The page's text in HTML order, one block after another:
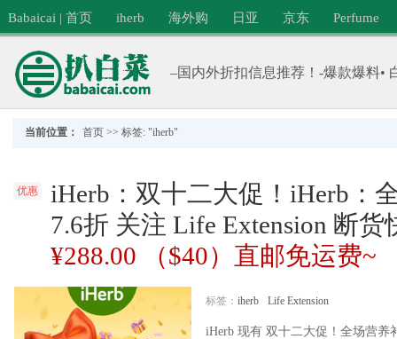
Babaicai | 首页 iherb 海外购 日亚 京东 Perfume
–国内外折扣信息推荐！-爆款爆料•
当前位置： 首页 >>标签: "iherb"
优惠
iHerb：双十二大促！iHerb：
7.6折 关注 Life Extension 断
¥288.00 （$40）直邮免运费~
标签： iherb Life Extension
iHerb 现有 双十二大促！全场营养